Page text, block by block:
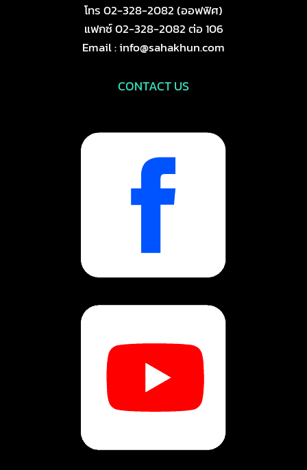
โทร 02-328-2082 (ออฟฟิศ)
แฟกซ์ 02-328-2082 ต่อ 106
Email : info@sahakhun.com
CONTACT US